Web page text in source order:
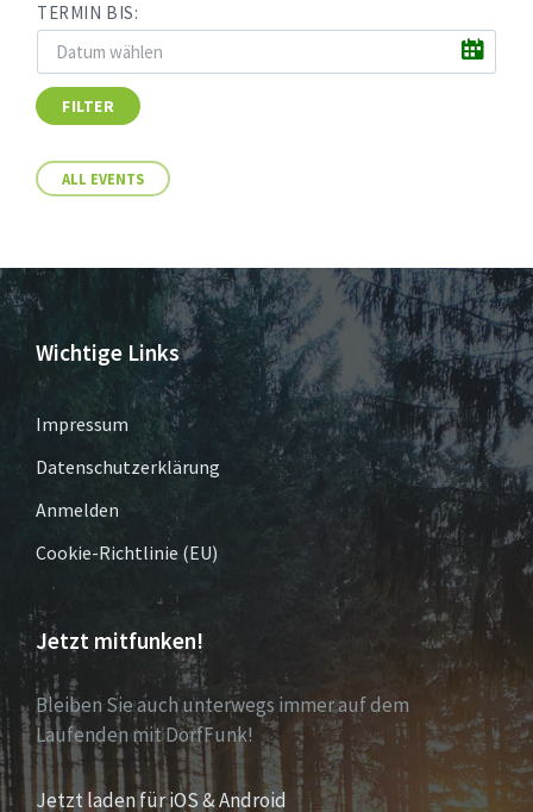
TERMIN BIS:
FILTER
ALL EVENTS
Wichtige Links
Impressum
Datenschutzerklärung
Anmelden
Cookie-Richtlinie (EU)
Jetzt mitfunken!
Bleiben Sie auch unterwegs immer auf dem
Laufenden mit DorfFunk!
Jetzt laden für iOS & Android